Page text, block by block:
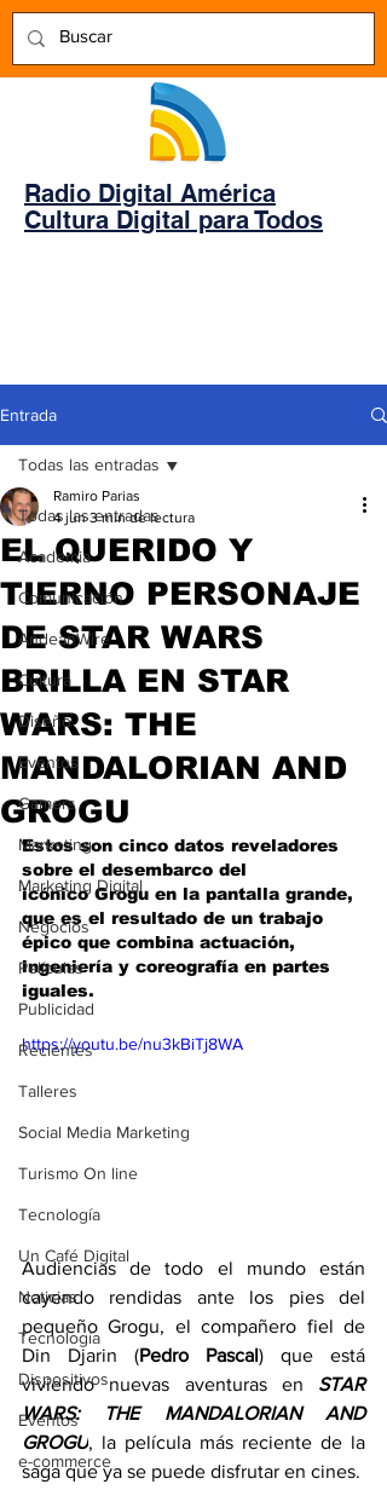
Radio Digital América
Cultura Digital para Todos
Entrada
Todas las entradas
Academia
Comunicación
AndeanWire
Cultura
Diseño
Eventos
Gamers
Marketing
Marketing Digital
Negocios
Películas
Publicidad
Recientes
Talleres
Social Media Marketing
Turismo On line
Tecnología
Un Café Digital
Noticias
Tecnología
Dispositivos
Eventos
e-commerce
Todas las entradas
EL QUERIDO Y
TIERNO PERSONAJE
DE STAR WARS
BRILLA EN STAR
WARS: THE
MANDALORIAN AND
GROGU
Ramiro Parias
4 jun 3 min de lectura
Estos son cinco datos reveladores
sobre el desembarco del
icónico Grogu en la pantalla grande,
que es el resultado de un trabajo
épico que combina actuación,
ingeniería y coreografía en partes
iguales.
https://youtu.be/nu3kBiTj8WA
Audiencias de todo el mundo están
cayendo rendidas ante los pies del
pequeño Grogu, el compañero fiel de
Din Djarin (Pedro Pascal) que está
viviendo nuevas aventuras en STAR
WARS: THE MANDALORIAN AND
GROGU, la película más reciente de la
saga que ya se puede disfrutar en cines.